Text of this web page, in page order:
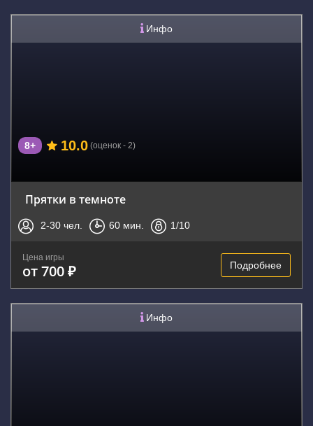
Инфо
8+ 10.0 (оценок - 2)
Прятки в темноте
2-30 чел. 60 мин. 1/10
Цена игры
от 700 ₽ Подробнее
Инфо